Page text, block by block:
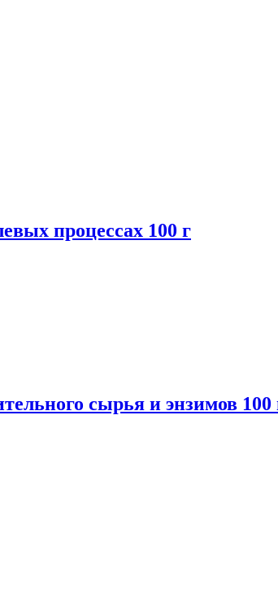
процессах 100 г
сырья и энзимов 100